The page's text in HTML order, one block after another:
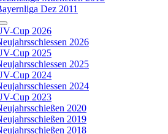
Dez 2011
Cup 2026
2026
Cup 2025
2025
Cup 2024
2024
Cup 2023
2020
2019
2018